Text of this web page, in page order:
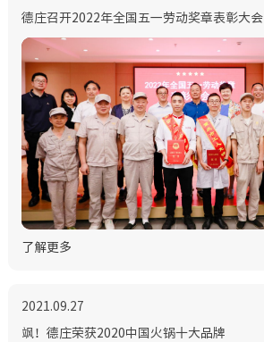
德庄召开2022年全国五一劳动奖章表彰大会
了解更多
2021.09.27
飒！德庄荣获2020中国火锅十大品牌